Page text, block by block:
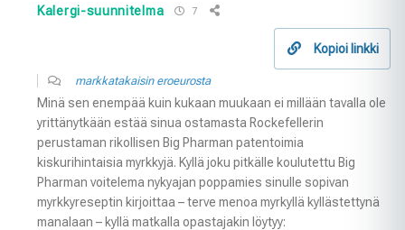
Kalergi-suunnitelma 7
Kopioi linkki
markkatakaisin eroeurosta
Minä sen enempää kuin kukaan muukaan ei millään tavalla ole
yrittänytkään estää sinua ostamasta Rockefellerin
perustaman rikollisen Big Pharman patentoimia
kiskurihintaisia myrkkyjä. Kyllä joku pitkälle koulutettu Big
Pharman voitelema nykyajan poppamies sinulle sopivan
myrkkyreseptin kirjoittaa – terve menoa myrkyllä kyllästettynä
manalaan – kyllä matkalla opastajakin löytyy: